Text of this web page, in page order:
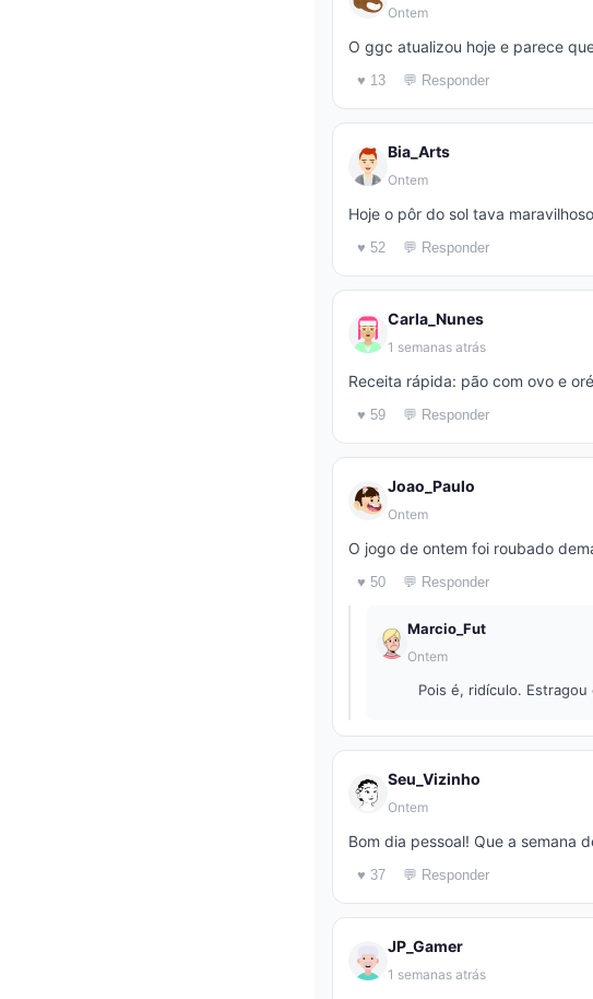
Ontem
O ggc atualizou hoje e parece
♥ 13 💬 Responder
Bia_Arts
Ontem
Hoje o pôr do sol tava
♥ 52 💬 Responder
Carla_Nunes
1 semanas atrás
Receita rápida: pão com ovo e
♥ 59 💬 Responder
Joao_Paulo
Ontem
O jogo de ontem foi roubado
♥ 50 💬 Responder
Marcio_Fut
Ontem
Pois é, ridículo.
Seu_Vizinho
Ontem
Bom dia pessoal! Que a semana
♥ 37 💬 Responder
JP_Gamer
1 semanas atrás